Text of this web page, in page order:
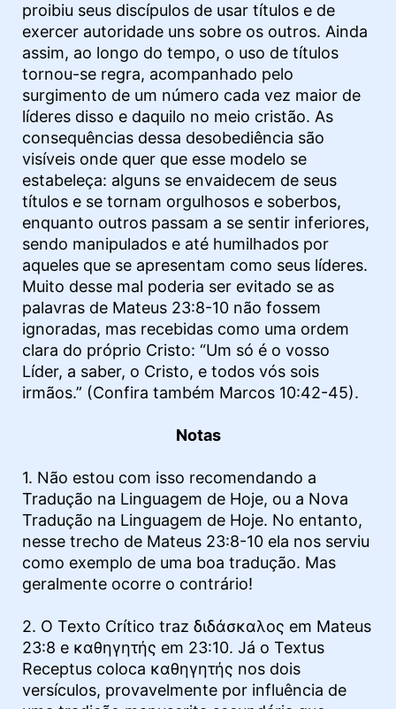
proibiu seus discípulos de usar títulos e de
exercer autoridade uns sobre os outros. Ainda
assim, ao longo do tempo, o uso de títulos
tornou-se regra, acompanhado pelo
surgimento de um número cada vez maior de
líderes disso e daquilo no meio cristão. As
consequências dessa desobediência são
visíveis onde quer que esse modelo se
estabeleça: alguns se envaidecem de seus
títulos e se tornam orgulhosos e soberbos,
enquanto outros passam a se sentir inferiores,
sendo manipulados e até humilhados por
aqueles que se apresentam como seus líderes.
Muito desse mal poderia ser evitado se as
palavras de Mateus 23:8-10 não fossem
ignoradas, mas recebidas como uma ordem
clara do próprio Cristo: “Um só é o vosso
Líder, a saber, o Cristo, e todos vós sois
irmãos.” (Confira também Marcos 10:42-45).
Notas
1. Não estou com isso recomendando a
Tradução na Linguagem de Hoje, ou a Nova
Tradução na Linguagem de Hoje. No entanto,
nesse trecho de Mateus 23:8-10 ela nos serviu
como exemplo de uma boa tradução. Mas
geralmente ocorre o contrário!
2. O Texto Crítico traz διδάσκαλος em Mateus
23:8 e καθηγητής em 23:10. Já o Textus
Receptus coloca καθηγητής nos dois
versículos, provavelmente por influência de